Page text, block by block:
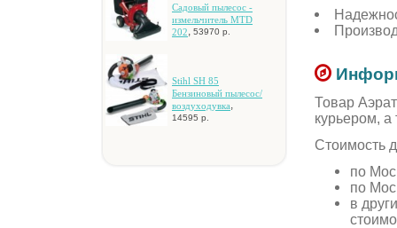
Caдoвый пылecoc -
измeльчитeль MTD
202, 53970 р.
Stihl SH 85
Бeнзинoвый пылecoc/
вoздуxoдувкa,
14595 р.
Товар
курьером,
Стоимость
по
по
в